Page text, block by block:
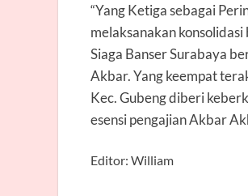
“Yang Ketiga sebagai
melaksanakan
Siaga Banser Surabaya
Akbar. Yang keempat
Kec. Gubeng diberi
esensi pengajian Akbar
Editor: William